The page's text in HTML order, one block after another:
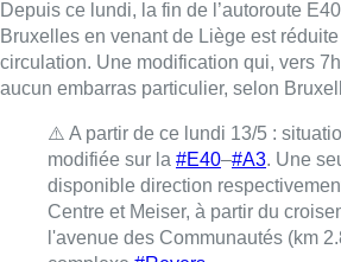
12, 2019
Cette limitation du nombre de bandes
atténuer l’effet d’entonnoir vers
adaptés ce lundi ou mardi au plus tard.
depuis longtemps mais il avait été
plusieurs chantiers, dont celui du tunnel
ministre bruxellois de la Mobilité,
qualité de vie des riverains et fluidifiera